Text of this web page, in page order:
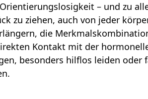
– und zu
zu ziehen, auch von jeder
die
Kontakt mit der
besonders hilflos leiden